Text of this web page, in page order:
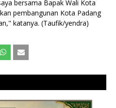
bersama Bapak Wali Kota
pembangunan Kota Padang
katanya. (Taufik/yendra)